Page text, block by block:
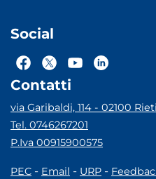
Social
Contatti
via Garibaldi, 114 - 02100 Rieti
Tel. 0746267201
P.Iva 00915900575
PEC - Email - URP -